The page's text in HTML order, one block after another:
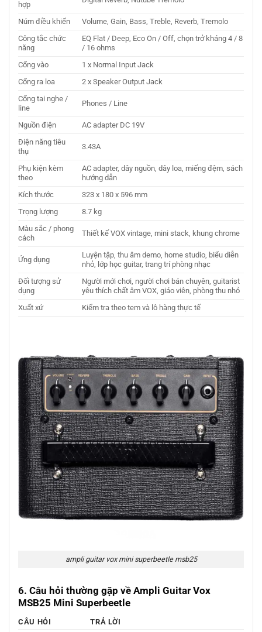
hợp
Núm điều khiển
Volume, Gain, Bass, Treble, Reverb, Tremolo
Công tắc chức
năng
EQ Flat / Deep, Eco On / Off, chọn trở kháng 4 / 8
/ 16 ohms
Cổng vào
1 x Normal Input Jack
Cổng ra loa
2 x Speaker Output Jack
Cổng tai nghe /
line
Phones / Line
Nguồn điện
AC adapter DC 19V
Điện năng tiêu
thụ
3.43A
Phụ kiện kèm
theo
AC adapter, dây nguồn, dây loa, miếng đệm, sách
hướng dẫn
Kích thước
323 x 180 x 596 mm
Trọng lượng
8.7 kg
Màu sắc / phong
cách
Thiết kế VOX vintage, mini stack, khung chrome
Ứng dụng
Luyện tập, thu âm demo, home studio, biểu diễn
nhỏ, lớp học guitar, trang trí phòng nhạc
Đối tượng sử
dụng
Người mới chơi, người chơi bán chuyên, guitarist
yêu thích chất âm VOX, giáo viên, phòng thu nhỏ
Xuất xứ
Kiểm tra theo tem và lô hàng thực tế
ampli guitar vox mini superbeetle msb25
6. Câu hỏi thường gặp về Ampli Guitar Vox
MSB25 Mini Superbeetle
CÂU HỎI
TRẢ LỜI